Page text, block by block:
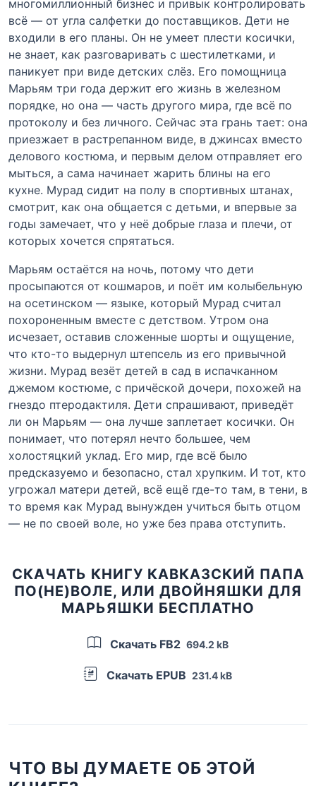
многомиллионный бизнес и привык контролировать
всё — от угла салфетки до поставщиков. Дети не
входили в его планы. Он не умеет плести косички,
не знает, как разговаривать с шестилетками, и
паникует при виде детских слёз. Его помощница
Марьям три года держит его жизнь в железном
порядке, но она — часть другого мира, где всё по
протоколу и без личного. Сейчас эта грань тает: она
приезжает в растрепанном виде, в джинсах вместо
делового костюма, и первым делом отправляет его
мыться, а сама начинает жарить блины на его
кухне. Мурад сидит на полу в спортивных штанах,
смотрит, как она общается с детьми, и впервые за
годы замечает, что у неё добрые глаза и плечи, от
которых хочется спрятаться.
Марьям остаётся на ночь, потому что дети
просыпаются от кошмаров, и поёт им колыбельную
на осетинском — языке, который Мурад считал
похороненным вместе с детством. Утром она
исчезает, оставив сложенные шорты и ощущение,
что кто-то выдернул штепсель из его привычной
жизни. Мурад везёт детей в сад в испачканном
джемом костюме, с причёской дочери, похожей на
гнездо птеродактиля. Дети спрашивают, приведёт
ли он Марьям — она лучше заплетает косички. Он
понимает, что потерял нечто большее, чем
холостяцкий уклад. Его мир, где всё было
предсказуемо и безопасно, стал хрупким. И тот, кто
угрожал матери детей, всё ещё где-то там, в тени, в
то время как Мурад вынужден учиться быть отцом
— не по своей воле, но уже без права отступить.
СКАЧАТЬ КНИГУ КАВКАЗСКИЙ ПАПА
ПО(НЕ)ВОЛЕ, ИЛИ ДВОЙНЯШКИ ДЛЯ
МАРЬЯШКИ БЕСПЛАТНО
Скачать FB2 694.2 kB
Скачать EPUB 231.4 kB
ЧТО ВЫ ДУМАЕТЕ ОБ ЭТОЙ